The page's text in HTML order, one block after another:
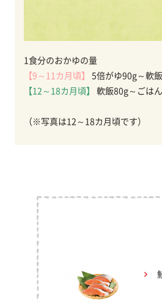
1食分のおかゆの量
【9～11カ月頃】
5倍がゆ90g～軟
【12～18カ月頃】
軟飯80g～ごは
（※写真は12～18カ月頃です）